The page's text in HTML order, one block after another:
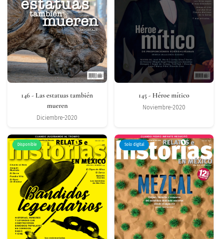
146 - Las estatuas también
mueren
Diciembre-2020
145 - Héroe mítico
Noviembre-2020
Disponible Solo digital